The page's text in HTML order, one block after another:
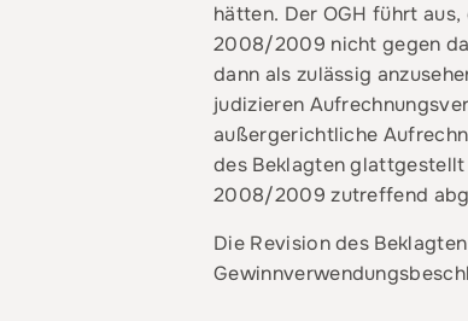
hätten. Der OGH führt
2008/2009 nicht gegen
dann als zulässig
judizieren
außergerichtliche
des Beklagten
2008/2009 zutreffend
Die Revision des